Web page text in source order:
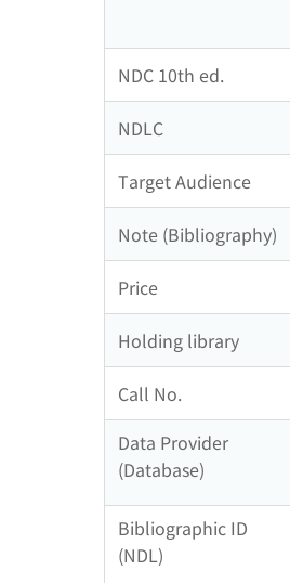
NDC 10th ed.
NDLC
Target Audience
Note (Bibliography)
Price
Holding library
Call No.
Data Provider
(Database)
Bibliographic ID
(NDL)